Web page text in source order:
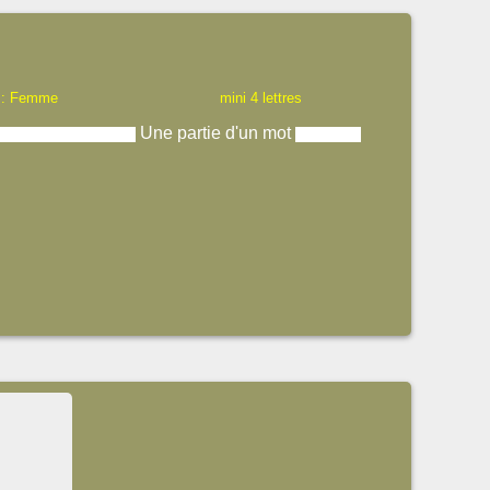
Femme mini 4 lettres
Une partie d'un mot